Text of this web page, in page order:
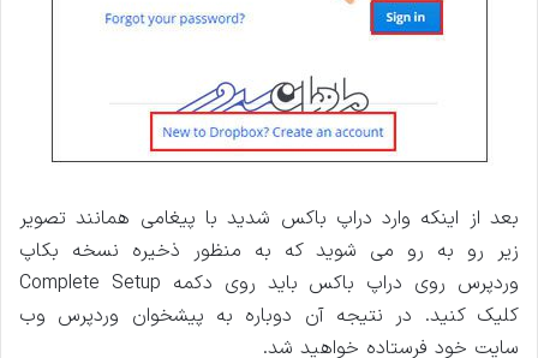
بعد از اینکه وارد دراپ باکس شدید با پیغامی همانند تصویر
زیر رو به رو می شوید که به منظور ذخیره نسخه بکاپ
وردپرس روی دراپ باکس باید روی دکمه Complete Setup
کلیک کنید. در نتیجه آن دوباره به پیشخوان وردپرس وب
سایت خود فرستاده خواهید شد.